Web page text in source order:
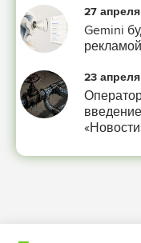
-- Лучшее, что можно
ушей. Он никогда не
-- Люблю давать
27
Gemini
23